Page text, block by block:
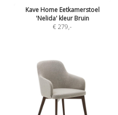
Kave Home Eetkamerstoel
'Nelida' kleur Bruin
€ 279,-